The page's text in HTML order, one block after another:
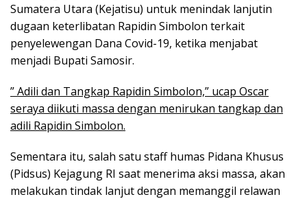
Sumatera Utara (Kejatisu) untuk menindak lanjutin
dugaan keterlibatan Rapidin Simbolon terkait
penyelewengan Dana Covid-19, ketika menjabat
menjadi Bupati Samosir.
” Adili dan Tangkap Rapidin Simbolon,” ucap Oscar
seraya diikuti massa dengan menirukan tangkap dan
adili Rapidin Simbolon.
Sementara itu, salah satu staff humas Pidana Khusus
(Pidsus) Kejagung RI saat menerima aksi massa, akan
melakukan tindak lanjut dengan memanggil relawan